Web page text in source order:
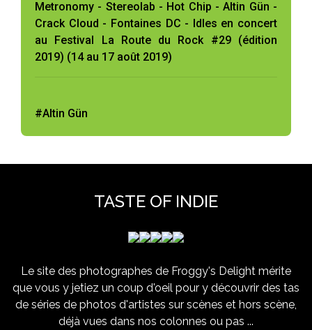
Metronomy - Stereolab - Hot Chip - Altin Gün -
Crack Cloud - Fontaines DC - Idles en concert
au Festival La Route du Rock #29 (édition
2019) (14 au 17 août 2019)
#Altin Gün
TASTE OF INDIE
Le site des photographes de Froggy's Delight mérite
que vous y jetiez un coup d'oeil pour y découvrir des tas
de séries de photos d'artistes sur scènes et hors scène,
déjà vues dans nos colonnes ou pas ...